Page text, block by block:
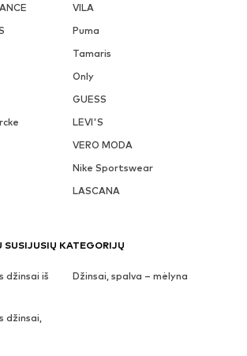
VILA
Puma
Tamaris
Only
GUESS
LEVI'S
VERO MODA
Nike Sportswear
LASCANA
SUSIJUSIŲ KATEGORIJŲ
džinsai iš
Džinsai, spalva – mėlyna
džinsai,